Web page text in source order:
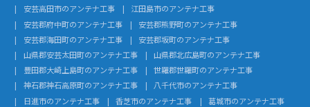
安芸高田市のアンテナ工事
江田島市のアンテナ工事
安芸郡府中町のアンテナ工事
安芸郡熊野町のアンテナ工事
安芸郡海田町のアンテナ工事
安芸郡坂町のアンテナ工事
山県郡安芸太田町のアンテナ工事
山県郡北広島町のアンテナ工事
豊田郡大崎上島町のアンテナ工事
世羅郡世羅町のアンテナ工事
神石郡神石高原町のアンテナ工事
八千代市のアンテナ工事
日進市のアンテナ工事
香芝市のアンテナ工事
葛城市のアンテナ工事